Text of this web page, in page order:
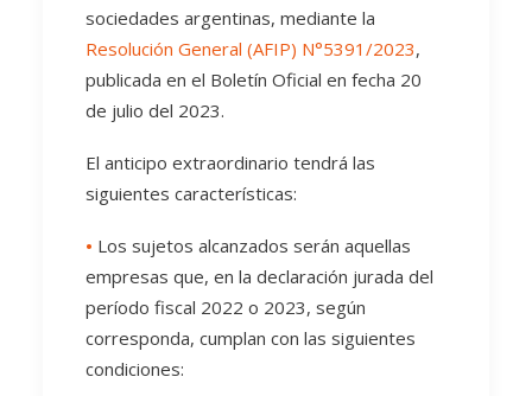
sociedades argentinas, mediante la
Resolución General (AFIP) N°5391/2023,
publicada en el Boletín Oficial en fecha 20
de julio del 2023.
El anticipo extraordinario tendrá las
siguientes características:
• Los sujetos alcanzados serán aquellas
empresas que, en la declaración jurada del
período fiscal 2022 o 2023, según
corresponda, cumplan con las siguientes
condiciones: